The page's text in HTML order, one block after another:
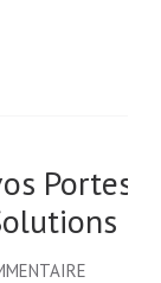
Portes